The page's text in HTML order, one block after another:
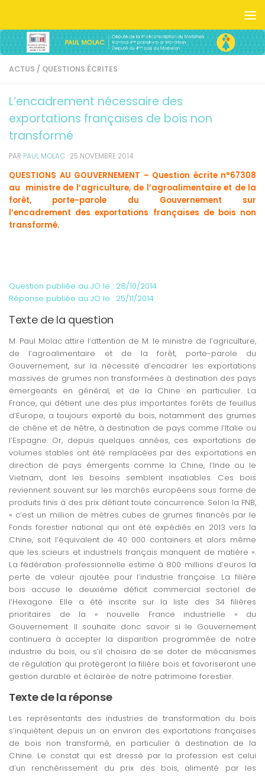
ACTUS / QUESTIONS ÉCRITES
L’encadrement nécessaire des
exportations françaises de bois non
transformé
PAR PAUL MOLAC · 25 NOVEMBRE 2014
QUESTIONS AU GOUVERNEMENT – Question écrite n°67308
au ministre de l’agriculture, de l’agroalimentaire et de la
forêt, porte-parole du Gouvernement sur
l’encadrement des exportations françaises de bois non
transformé.
Question publiée au JO le : 28/10/2014
Réponse publiée au JO le : 25/11/2014
Texte de la question
M. Paul Molac attire l’attention de M. le ministre de l’agriculture,
de l’agroalimentaire et de la forêt, porte-parole du
Gouvernement, sur la nécessité d’encadrer les exportations
massives de grumes non transformées à destination des pays
émergeants en général, et de la Chine en particulier. La
France, qui détient une des plus importantes forêts de feuillus
d’Europe, a toujours exporté du bois, notamment des grumes
de chêne et de hêtre, à destination de pays comme l’Italie ou
l’Espagne. Or, depuis quelques années, ces exportations de
volumes stables ont été remplacées par des exportations en
direction de pays émergents comme la Chine, l’Inde ou le
Vietnam, dont les besoins semblent insatiables. Ces bois
reviennent souvent sur les marchés européens sous forme de
produits finis à des prix défiant toute concurrence. Selon la FNB,
« c’est un million de mètres cubes de grumes financés par le
Fonds forestier national qui ont été expédiés en 2013 vers la
Chine, soit l’équivalent de 40 000 containers et alors même
que les scieurs et industriels français manquent de matière ».
La fédération professionnelle estime à 800 millions d’euros la
perte de valeur ajoutée pour l’industrie française. La filière
bois accuse le deuxième déficit commercial sectoriel de
l’Hexagone. Elle a été inscrite sur la liste des 34 filières
prioritaires de la « nouvelle France industrielle » du
Gouvernement. Il souhaite donc savoir si le Gouvernement
continuera à accepter la disparition programmée de notre
industrie du bois, ou s’il choisira de se doter de mécanismes
de régulation qui protègeront la filière bois et favoriseront une
gestion durable et éclairée de notre patrimoine forestier.
Texte de la réponse
Les représentants des industries de transformation du bois
s’inquiètent depuis un an environ des exportations françaises
de bois non transformé, en particulier à destination de la
Chine. Le constat qui est dressé par la profession est celui
d’un renchérissement du prix des bois, alimenté par les